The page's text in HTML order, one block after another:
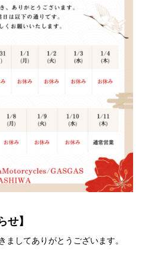
せ】
してありがとうございます。